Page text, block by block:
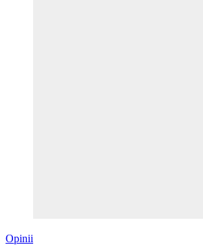
Opinii